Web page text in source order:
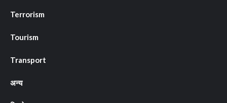
Terrorism
Tourism
Transport
अन्य